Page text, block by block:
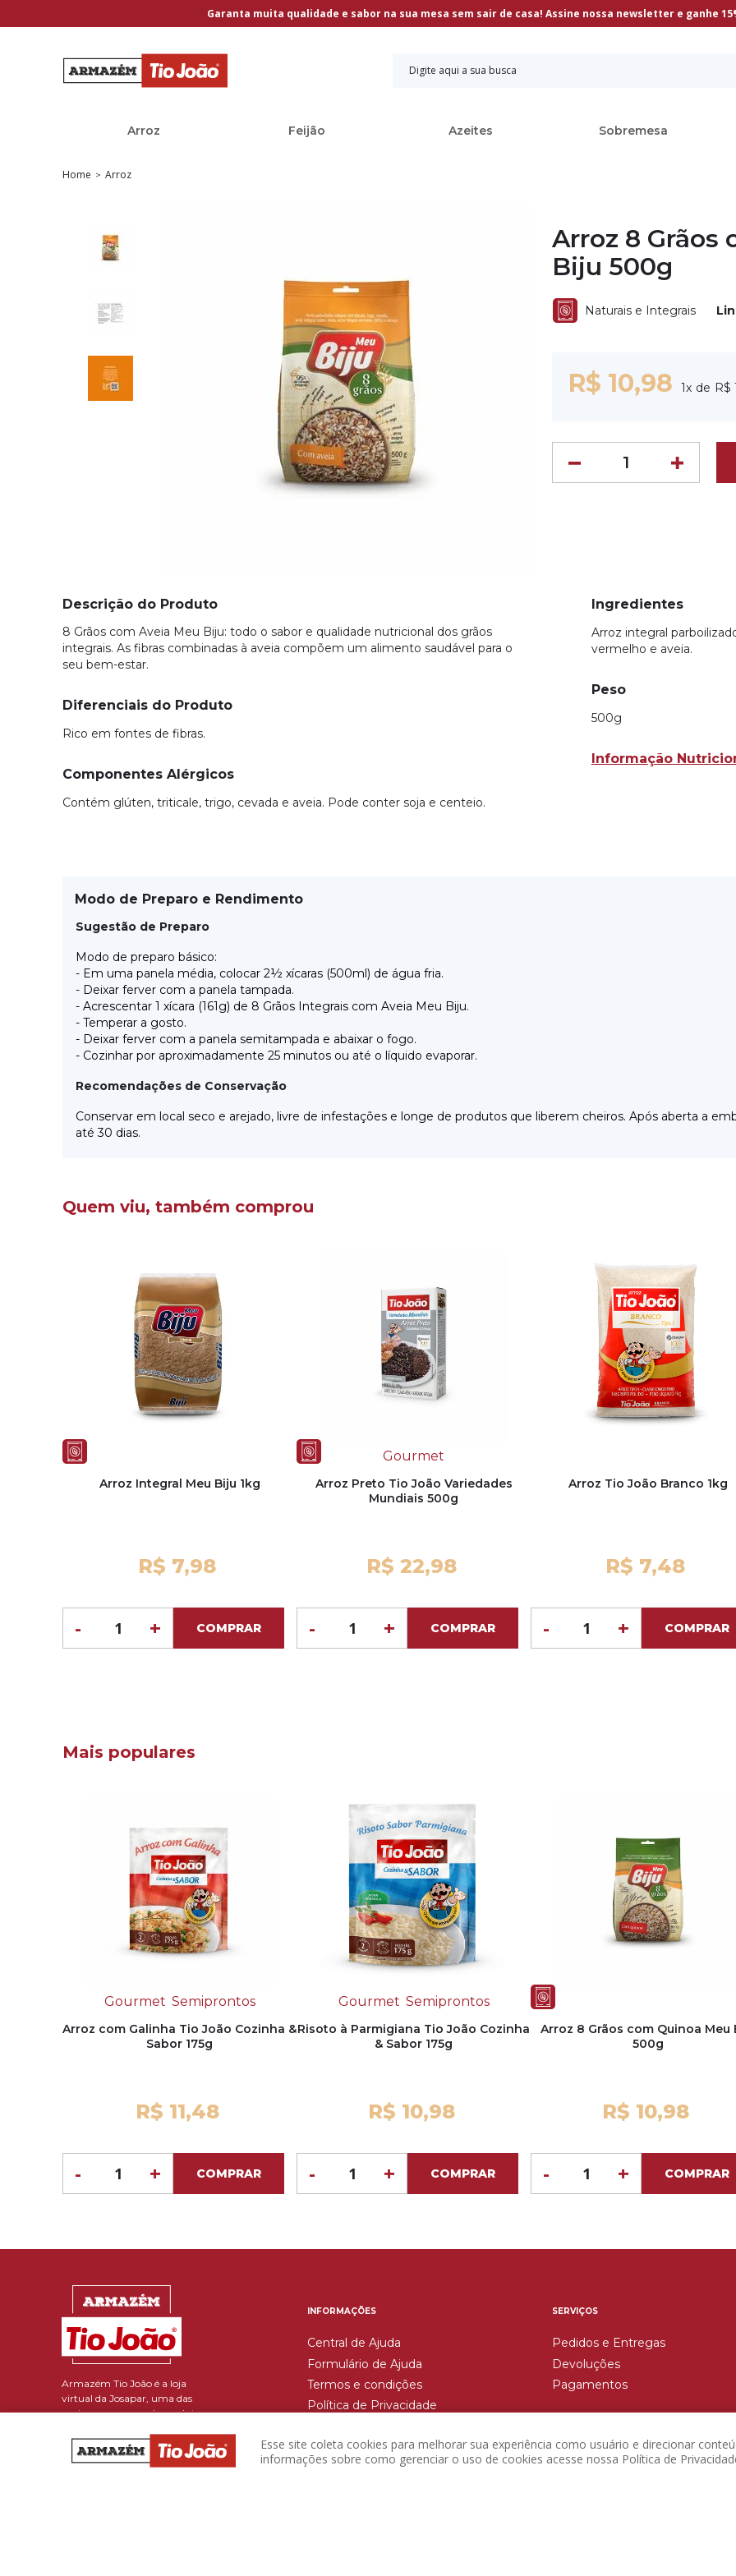
Garanta muita qualidade e sabor na sua mesa sem sair de casa! Assine nossa newsletter e ganhe
Arroz Feijão Azeites Sobremesa
Home Arroz
Arroz 8 Grãos
Biju 500g
Naturais e Integrais
R$ 10,98 1x R$
Descrição do Produto
8 Grãos com Aveia Meu Biju: todo o sabor e qualidade nutricional dos grãos
integrais. As fibras combinadas à aveia compõem um alimento saudável para o
seu bem-estar.
Diferenciais do Produto
Rico em fontes de fibras.
Componentes Alérgicos
Contém glúten, triticale, trigo, cevada e aveia. Pode conter soja e centeio.
Ingredientes
Arroz integral
vermelho e aveia.
Peso
500g
Informação
Modo de Preparo e Rendimento
Sugestão de Preparo
Modo de preparo básico:
- Em uma panela média, colocar 2½ xícaras (500ml) de água fria.
- Deixar ferver com a panela tampada.
- Acrescentar 1 xícara (161g) de 8 Grãos Integrais com Aveia Meu Biju.
- Temperar a gosto.
- Deixar ferver com a panela semitampada e abaixar o fogo.
- Cozinhar por aproximadamente 25 minutos ou até o líquido evaporar.
Recomendações de Conservação
Conservar em local seco e arejado, livre de infestações e longe de produtos que liberem cheiros. Após aberta a
até 30 dias.
Quem viu, também comprou
Arroz Integral Meu Biju 1kg
R$ 7,98
+
- COMPRAR
Gourmet
Arroz Preto Tio João Variedades
Mundiais 500g
R$ 22,98
+
- COMPRAR
Arroz Tio João Branco 1kg
R$ 7,48
+
- COMPRAR
Mais populares
Gourmet Semiprontos
Arroz com Galinha Tio João Cozinha &
Sabor 175g
R$ 11,48
+
- COMPRAR
Gourmet Semiprontos
Risoto à Parmigiana Tio João Cozinha
& Sabor 175g
R$ 10,98
+
- COMPRAR
Arroz 8 Grãos com Quinoa Meu
500g
R$ 10,98
+
- COMPRAR
Armazém Tio João é a loja
virtual da Josapar, uma das
maiores empresas de produtos
beneficia mais de 486 mil
toneladas de grãos por ano.
INFORMAÇÕES
Central de Ajuda
Formulário de Ajuda
Termos e condições
Política de Privacidade
SERVIÇOS
Pedidos e Entregas
Devoluções
Pagamentos
Esse site coleta cookies para melhorar sua experiência como usuário e direcionar
informações sobre como gerenciar o uso de cookies acesse nossa Política de